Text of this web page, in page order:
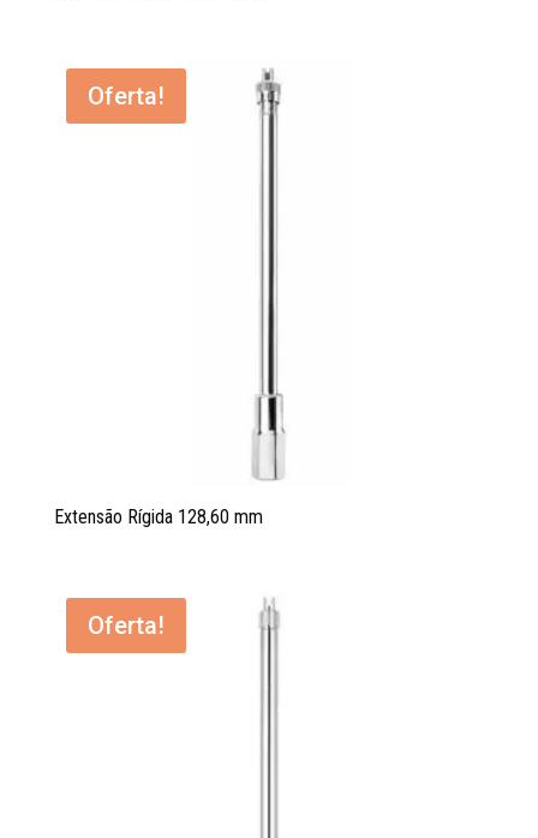
Oferta!
Extensão Rígida 128,60 mm
Oferta!